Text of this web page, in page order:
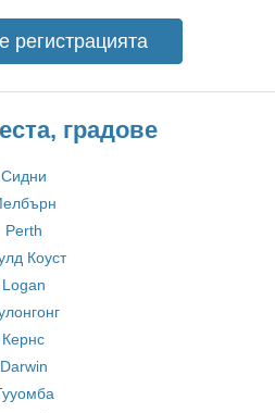
регистрацията
градове
Сидни
Perth
Коуст
Logan
Кернс
Darwin